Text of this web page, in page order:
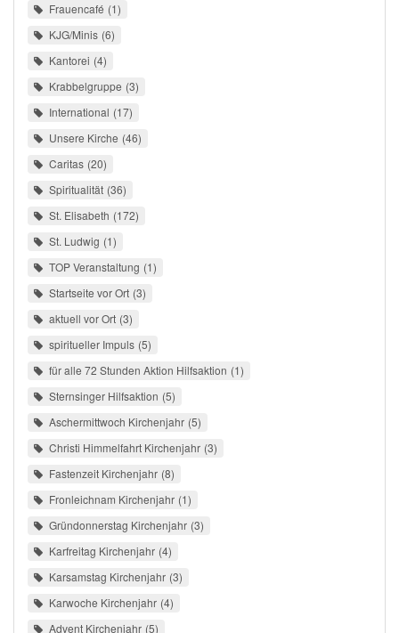
Frauencafé 1
KJG/Minis 6
Kantorei 4
Krabbelgruppe 3
International 17
Unsere Kirche 46
Caritas 20
Spiritualität 36
St. Elisabeth 172
St. Ludwig 1
TOP Veranstaltung 1
Startseite vor Ort 3
aktuell vor Ort 3
spiritueller Impuls 5
für alle 72 Stunden Aktion Hilfsaktion 1
Sternsinger Hilfsaktion 5
Aschermittwoch Kirchenjahr 5
Christi Himmelfahrt Kirchenjahr 3
Fastenzeit Kirchenjahr 8
Fronleichnam Kirchenjahr 1
Gründonnerstag Kirchenjahr 3
Karfreitag Kirchenjahr 4
Karsamstag Kirchenjahr 3
Karwoche Kirchenjahr 4
Advent Kirchenjahr 5